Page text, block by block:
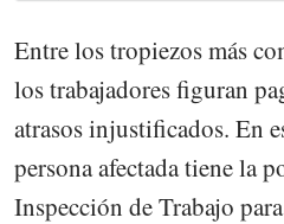
Entre los tropiezos más
los trabajadores figuran
atrasos injustificados. En
persona afectada tiene la
Inspección de Trabajo